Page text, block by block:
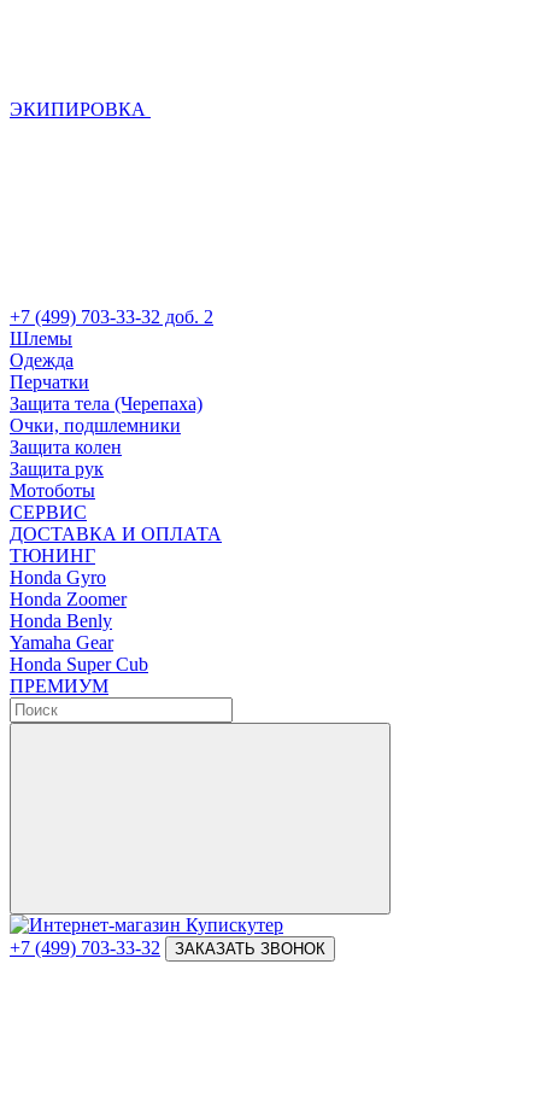
ЭКИПИРОВКА
+7 (499) 703-33-32 доб. 2
Шлемы
Одежда
Перчатки
Защита тела (Черепаха)
Очки, подшлемники
Защита колен
Защита рук
Мотоботы
СЕРВИС
ДОСТАВКА И ОПЛАТА
ТЮНИНГ
Honda Gyro
Honda Zoomer
Honda Benly
Yamaha Gear
Honda Super Cub
ПРЕМИУМ
+7 (499) 703-33-32 ЗАКАЗАТЬ ЗВОНОК